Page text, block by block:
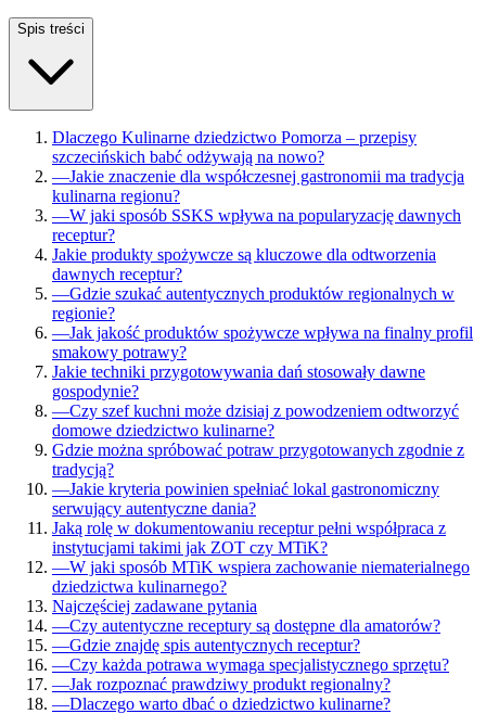
Spis treści
Dlaczego Kulinarne dziedzictwo Pomorza – przepisy
szczecińskich babć odżywają na nowo?
—Jakie znaczenie dla współczesnej gastronomii ma tradycja
kulinarna regionu?
—W jaki sposób SSKS wpływa na popularyzację dawnych
receptur?
Jakie produkty spożywcze są kluczowe dla odtworzenia
dawnych receptur?
—Gdzie szukać autentycznych produktów regionalnych w
regionie?
—Jak jakość produktów spożywcze wpływa na finalny profil
smakowy potrawy?
Jakie techniki przygotowywania dań stosowały dawne
gospodynie?
—Czy szef kuchni może dzisiaj z powodzeniem odtworzyć
domowe dziedzictwo kulinarne?
Gdzie można spróbować potraw przygotowanych zgodnie z
tradycją?
—Jakie kryteria powinien spełniać lokal gastronomiczny
serwujący autentyczne dania?
Jaką rolę w dokumentowaniu receptur pełni współpraca z
instytucjami takimi jak ZOT czy MTiK?
—W jaki sposób MTiK wspiera zachowanie niematerialnego
dziedzictwa kulinarnego?
Najczęściej zadawane pytania
—Czy autentyczne receptury są dostępne dla amatorów?
—Gdzie znajdę spis autentycznych receptur?
—Czy każda potrawa wymaga specjalistycznego sprzętu?
—Jak rozpoznać prawdziwy produkt regionalny?
—Dlaczego warto dbać o dziedzictwo kulinarne?